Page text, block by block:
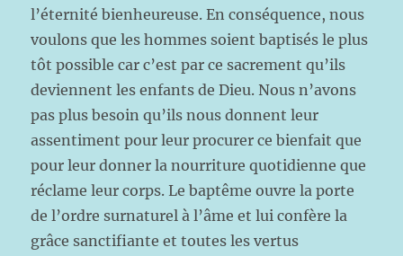
l’éternité bienheureuse. En conséquence, nous
voulons que les hommes soient baptisés le plus
tôt possible car c’est par ce sacrement qu’ils
deviennent les enfants de Dieu. Nous n’avons
pas plus besoin qu’ils nous donnent leur
assentiment pour leur procurer ce bienfait que
pour leur donner la nourriture quotidienne que
réclame leur corps. Le baptême ouvre la porte
de l’ordre surnaturel à l’âme et lui confère la
grâce sanctifiante et toutes les vertus